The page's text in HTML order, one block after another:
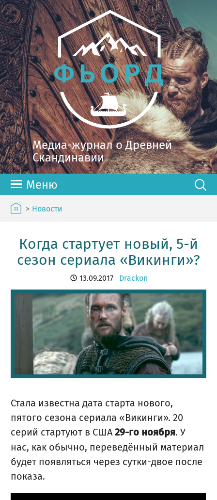
Медиа-журнал о Древней
Скандинавии
Меню
> Новости
Когда стартует новый, 5-й
сезон сериала «Викинги»?
13.09.2017 Drackon
Стала известна дата старта нового,
пятого сезона сериала «Викинги». 20
серий стартуют в США29-го ноября. У
нас, как обычно, переведённый материал
будет появляться через сутки-двое после
показа.